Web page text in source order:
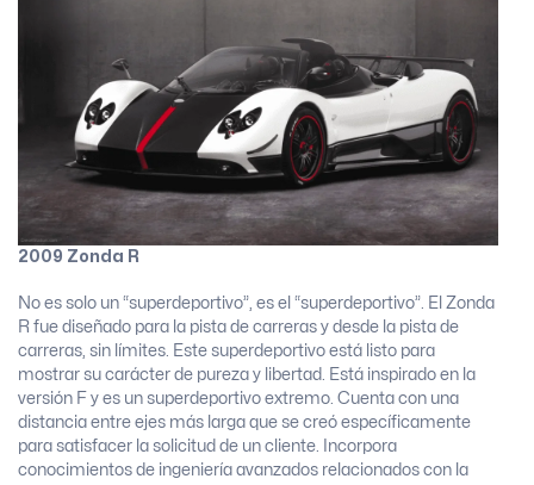
2009 Zonda R
No es solo un “superdeportivo”, es el “superdeportivo”. El Zonda
R fue diseñado para la pista de carreras y desde la pista de
carreras, sin límites. Este superdeportivo está listo para
mostrar su carácter de pureza y libertad. Está inspirado en la
versión F y es un superdeportivo extremo. Cuenta con una
distancia entre ejes más larga que se creó específicamente
para satisfacer la solicitud de un cliente. Incorpora
conocimientos de ingeniería avanzados relacionados con la